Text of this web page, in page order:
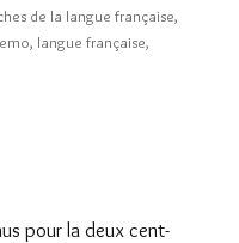
de la langue française,
, langue française,
pour la deux cent-